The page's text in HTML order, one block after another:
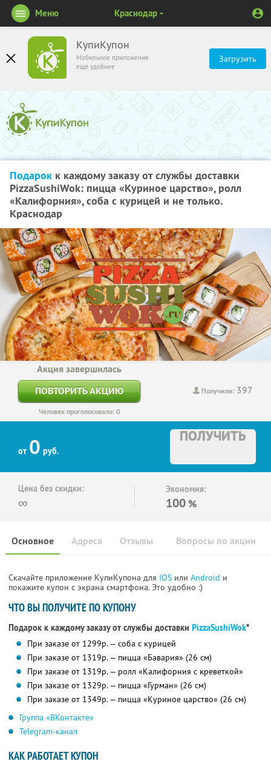
КупиКупон
Мобильное приложение
ещё удобнее
Загрузить
Меню Краснодар
Подарок к каждому заказу от службы доставки
PizzaSushiWok: пицца «Куриное царство», ролл
«Калифорния», соба с курицей и не только.
Краснодар
Получили: 397
Акция завершилась
ПОВТОРИТЬ АКЦИЮ
Человек проголосовало: 0
от 0 руб.
ПОЛУЧИТЬ
Цена без скидки:
∞
Экономия:
100 %
Основное Отзывы Вопросы по акции
Адреса
Скачайте приложение КупиКупона для IOS или Android и
покажите купон с экрана смартфона. Это удобно :)
ЧТО ВЫ ПОЛУЧИТЕ ПО КУПОНУ
Подарок к каждому заказу от службы доставки PizzaSushiWok*
При заказе от 1299р. — соба с курицей
При заказе от 1319р. — пицца «Бавария» (26 см)
При заказе от 1319р. — ролл «Калифорния с креветкой»
При заказе от 1329р. — пицца «Гурман» (26 см)
При заказе от 1349р. — пицца «Куриное царство» (26 см)
Группа «ВКонтакте»
Telegram-канал
КАК РАБОТАЕТ КУПОН